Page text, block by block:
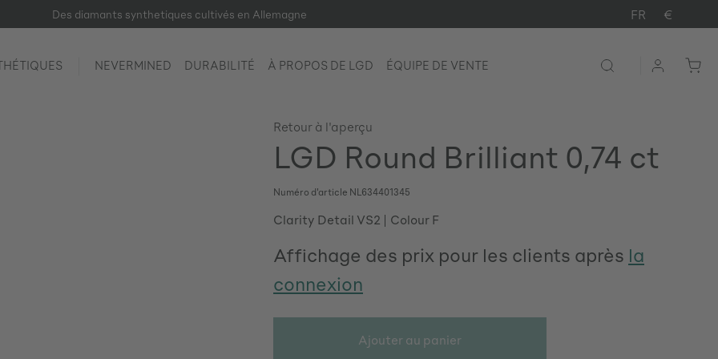
Des diamants synthetiques cultivés en Allemagne FR €
NEVERMINED DURABILITÉ À PROPOS DE LGD ÉQUIPE DE VENTE
Retour à l'aperçu
LGD Round Brilliant 0,74 ct
Numéro d'article NL634401345
Clarity Detail VS2 Colour F
Affichage des prix pour les clients après la
connexion
Ajouter au panier